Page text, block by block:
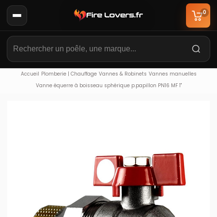
0
Accueil Plomberie | Chauffage Vannes & Robinets Vannes manuelles
Vanne équerre à boisseau sphérique p.papillon PN16 MF 1"